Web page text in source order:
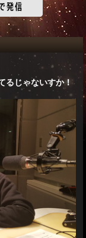
るじゃないすか！